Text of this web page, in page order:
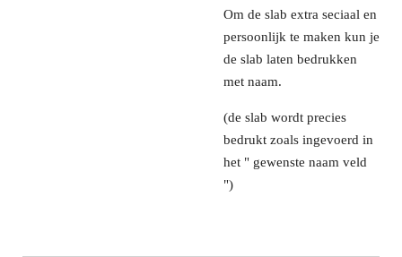
Om de slab extra seciaal en
persoonlijk te maken kun je
de slab laten bedrukken
met naam.
(de slab wordt precies
bedrukt zoals ingevoerd in
het " gewenste naam veld
")